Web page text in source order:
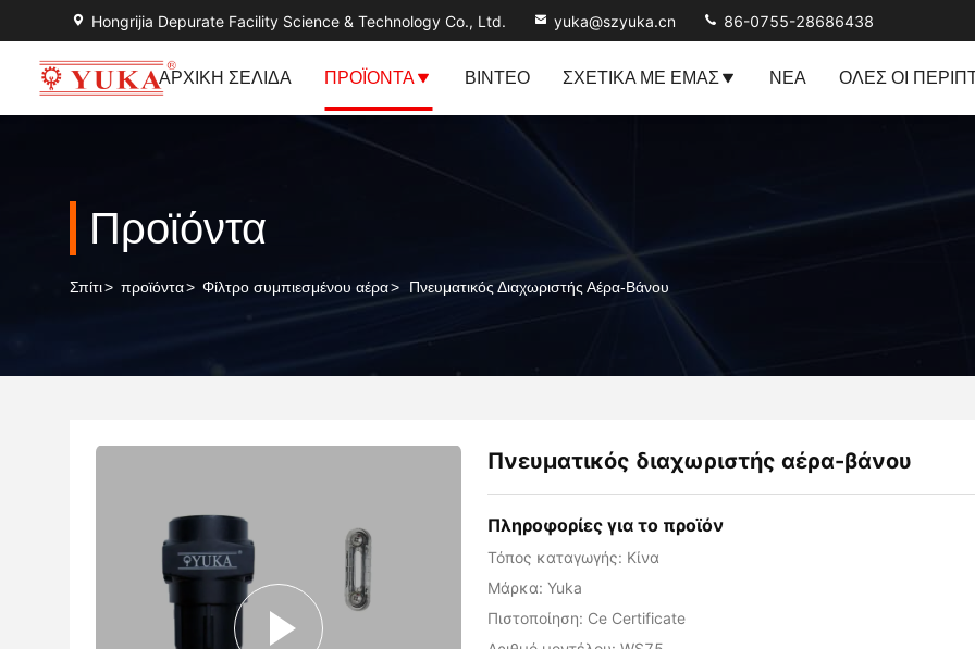
Hongrijia Depurate Facility Science & Technology Co., Ltd. yuka@szyuka.cn 86-0755-28686438
ΑΡΧΙΚΉ ΣΕΛΊΔΑ ΠΡΟΪΌΝΤΑ ΒΊΝΤΕΟ ΣΧΕΤΙΚΆ ΜΕ ΕΜΆΣ ΝΈΑ ΌΛΕΣ ΟΙ
Προϊόντα
Σπίτι> προϊόντα> Φίλτρο συμπιεσμένου αέρα> Πνευματικός Διαχωριστής Αέρα-Βάνου
Πνευματικός διαχωριστής αέρα-βάνου
Πληροφορίες για το προϊόν
Τόπος καταγωγής: Κίνα
Μάρκα: Yuka
Πιστοποίηση: Ce Certificate